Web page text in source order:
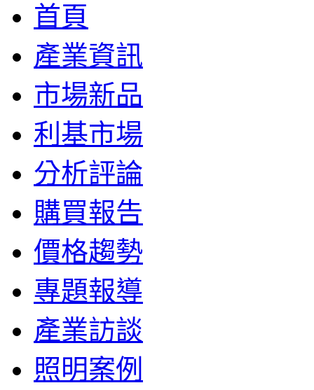
首頁
產業資訊
市場新品
利基市場
分析評論
購買報告
價格趨勢
專題報導
產業訪談
照明案例